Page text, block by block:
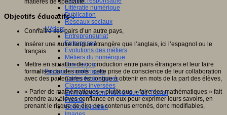
Littératie numérique
Publication
Réseaux sociaux
Métiers
Entrepreneuriat
Entreprises
Evolutions des métiers
Métiers du numérique
Orientation
Pratiques numériques
Cartes heuristiques
Classes inversées
Environnement Numérique de Travail
Fablab
Géolocalisation
matières de spécialité
Objectifs éducatifs :
Connaître ses pairs d’un autre pays,
Insérer une autre langue étrangère que l’anglais, ici l’espagnol ou le
français
Mettre en situation de co production entre pairs étrangers et leur faire
formaliser par des mots : cette prise de conscience de leur collaboration
avec des partenaires est longue à obtenir en mots de la part des élèves,
« Parler de mathématiques » plutôt que « faire des mathématiques » fait
prendre aux élèves confiance en eux pour exprimer leurs savoirs, en
prenant le risque de dire des contenus erronés, donc modifiables,